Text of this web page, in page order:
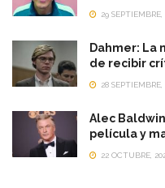
29 SEPTIEMBRE,
Dahmer: La
de recibir
28 SEPTIEMBRE,
Alec
película y
22 OCTUBRE,